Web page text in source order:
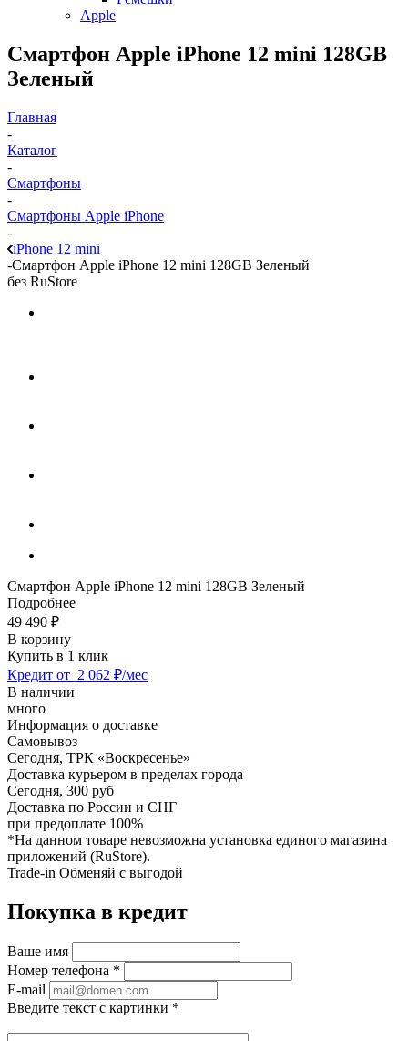
Apple
Смартфон Apple iPhone 12 mini 128GB
Зеленый
Главная
-
Каталог
-
Смартфоны
-
Смартфоны Apple iPhone
-
iPhone 12 mini
-Смартфон Apple iPhone 12 mini 128GB Зеленый
без RuStore
Смартфон Apple iPhone 12 mini 128GB Зеленый
Подробнее
49 490 ₽
В корзину
Купить в 1 клик
Кредит от 2 062 ₽/мес
В наличии
много
Информация о доставке
Самовывоз
Сегодня, ТРК «Воскресенье»
Доставка курьером в пределах города
Сегодня, 300 руб
Доставка по России и СНГ
при предоплате 100%
*На данном товаре невозможна установка единого магазина
приложений (RuStore).
Trade-in Обменяй с выгодой
Покупка в кредит
Ваше имя
Номер телефона *
E-mail
Введите текст с картинки *